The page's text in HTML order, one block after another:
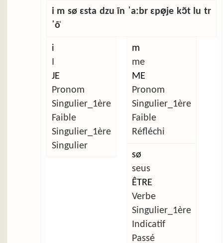
i m sø ɛsta dzu ĩn ˈaːbr ɛpø̣je kɔ̃t lu tr
ˈõ̜
i
JE
Pronom
Singulier_1ère
Faible
Singulier_1ère
Singulier
m
me
ME
Pronom
Singulier_1ère
Faible
Réfléchi
sø
seus
ÊTRE
Verbe
Singulier_1ère
Indicatif
Passé